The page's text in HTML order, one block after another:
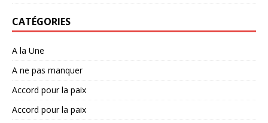
CATÉGORIES
A la Une
A ne pas manquer
Accord pour la paix
Accord pour la paix